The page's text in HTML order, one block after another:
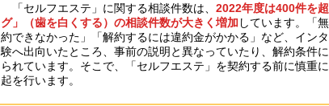
「セルフエステ」に関する相談件数は、 2022年度は400件を
グ」（歯を白くする）の相談件数が大きく増加しています。「
約できなかった」「解約するには違約金がかかる」など、イン
験へ出向いたところ、事前の説明と異なっていたり、解約条件
られています。そこで、「セルフエステ」を契約する前に慎重
起を行います。